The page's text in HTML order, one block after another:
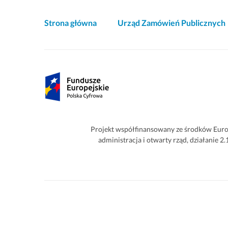
Akcje
witrynie
Strona główna Urząd Zamówień Publicznych
Partnerzy
Projekt współfinansowany ze środków
administracja i otwarty rząd, działanie